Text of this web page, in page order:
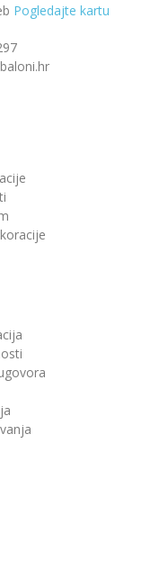
Pogledajte kartu